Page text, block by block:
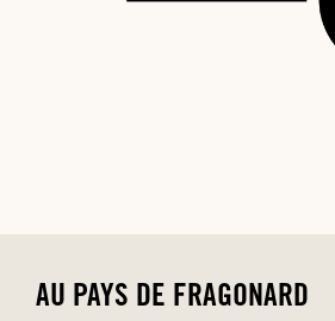
AU PAYS DE FRAGONARD